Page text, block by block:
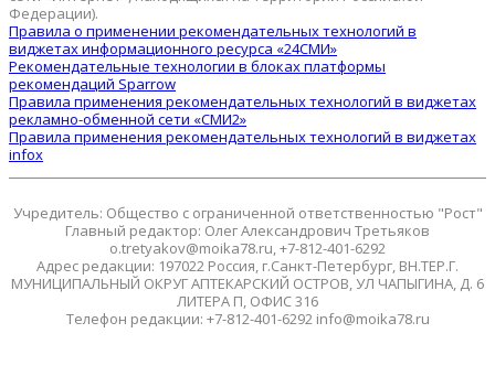
Федерации).
Правила о применении рекомендательных технологий в
виджетах информационного ресурса «24СМИ»
Рекомендательные технологии в блоках платформы
рекомендаций Sparrow
Правила применения рекомендательных технологий в виджетах
рекламно-обменной сети «СМИ2»
Правила применения рекомендательных технологий в виджетах
infox
Учредитель: Общество с ограниченной ответственностью "Рост"
Главный редактор: Олег Александрович Третьяков
o.tretyakov@moika78.ru, +7-812-401-6292
Адрес редакции: 197022 Россия, г.Санкт-Петербург, ВН.ТЕР.Г.
МУНИЦИПАЛЬНЫЙ ОКРУГ АПТЕКАРСКИЙ ОСТРОВ, УЛ ЧАПЫГИНА, Д. 6
ЛИТЕРА П, ОФИС 316
Телефон редакции: +7-812-401-6292 info@moika78.ru